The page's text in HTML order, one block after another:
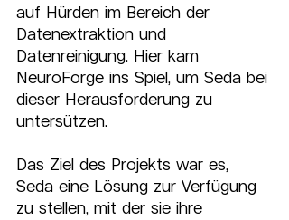
auf Hürden im Bereich der
Datenextraktion und
Datenreinigung. Hier kam
NeuroForge ins Spiel, um Seda bei
dieser Herausforderung zu
untersützen.
Das Ziel des Projekts war es,
Seda eine Lösung zur Verfügung
zu stellen, mit der sie ihre